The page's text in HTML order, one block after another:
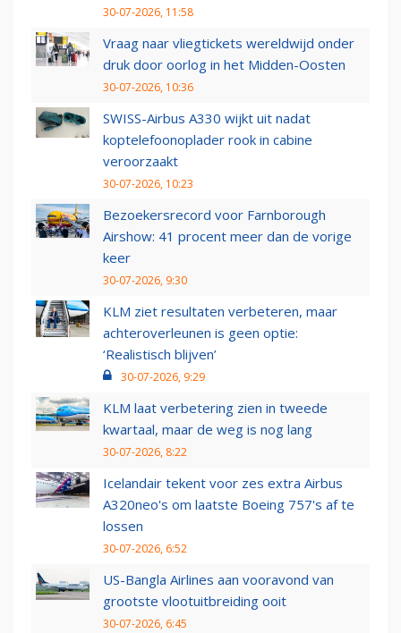
30-07-2026, 11:58
Vraag naar vliegtickets wereldwijd onder
druk door oorlog in het Midden-Oosten
30-07-2026, 10:36
SWISS-Airbus A330 wijkt uit nadat
koptelefoonoplader rook in cabine
veroorzaakt
30-07-2026, 10:23
Bezoekersrecord voor Farnborough
Airshow: 41 procent meer dan de vorige
keer
30-07-2026, 9:30
KLM ziet resultaten verbeteren, maar
achteroverleunen is geen optie:
‘Realistisch blijven’
30-07-2026, 9:29
KLM laat verbetering zien in tweede
kwartaal, maar de weg is nog lang
30-07-2026, 8:22
Icelandair tekent voor zes extra Airbus
A320neo's om laatste Boeing 757's af te
lossen
30-07-2026, 6:52
US-Bangla Airlines aan vooravond van
grootste vlootuitbreiding ooit
30-07-2026, 6:45